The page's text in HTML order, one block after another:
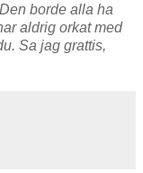
borde alla ha
aldrig orkat med
Sa jag grattis,